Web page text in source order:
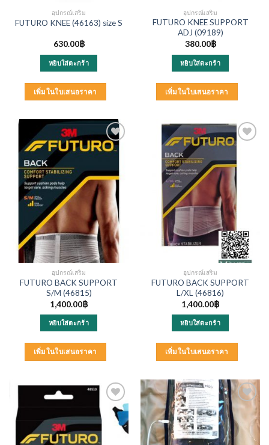
อุปกรณ์เสริม
FUTURO KNEE (46163) size S
630.00฿
หยิบใส่ตะกร้า
เพิ่มในใบเสนอราคา
อุปกรณ์เสริม
FUTURO KNEE SUPPORT
ADJ (09189)
380.00฿
หยิบใส่ตะกร้า
เพิ่มในใบเสนอราคา
อุปกรณ์เสริม
FUTURO BACK SUPPORT
S/M (46815)
1,400.00฿
หยิบใส่ตะกร้า
เพิ่มในใบเสนอราคา
อุปกรณ์เสริม
FUTURO BACK SUPPORT
L/XL (46816)
1,400.00฿
หยิบใส่ตะกร้า
เพิ่มในใบเสนอราคา